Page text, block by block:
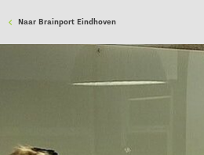
Naar Brainport Eindhoven